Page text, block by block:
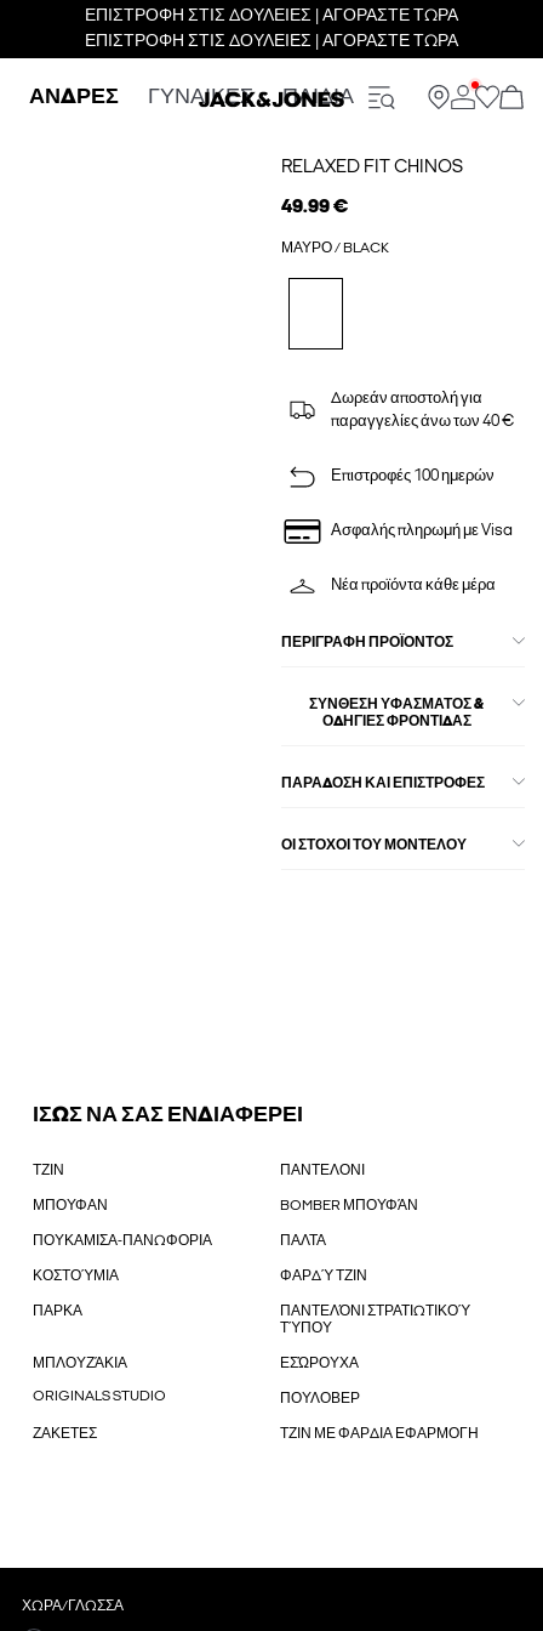
ΕΠΙΣΤΡΟΦΗ ΣΤΙΣ ΔΟΥΛΕΙΕΣ | ΑΓΟΡΑΣΤΕ ΤΩΡΑ
ΕΠΙΣΤΡΟΦΗ ΣΤΙΣ ΔΟΥΛΕΙΕΣ | ΑΓΟΡΑΣΤΕ ΤΩΡΑ
ΑΝΔΡΕΣ ΓΥΝΑΙΚΕΣ ΠΑΙΔΙΑ
RELAXED FIT CHINOS
49.99 €
ΜΑΎΡΟ / BLACK
Δωρεάν αποστολή για
παραγγελίες άνω των 40 €
Επιστροφές 100 ημερών
Ασφαλής πληρωμή με Visa
Νέα προϊόντα κάθε μέρα
ΠΕΡΙΓΡΑΦΉ ΠΡΟΪΌΝΤΟΣ
ΣΎΝΘΕΣΗ ΥΦΆΣΜΑΤΟΣ &
ΟΔΗΓΊΕΣ ΦΡΟΝΤΊΔΑΣ
ΠΑΡΑΔΟΣΗ ΚΑΙ ΕΠΙΣΤΡΟΦΕΣ
ΟΙ ΣΤΌΧΟΙ ΤΟΥ ΜΟΝΤΈΛΟΥ
ΙΣΩΣ ΝΑ ΣΑΣ ΕΝΔΙΑΦΕΡΕΙ
ΤΖΙΝ ΠΑΝΤΕΛΟΝΙ
ΜΠΟΥΦΑΝ BOMBER ΜΠΟΥΦΆΝ
ΠΟΥΚΑΜΙΣΑ-ΠΑΝΩΦΟΡΙΑ ΠΑΛΤΑ
ΚΟΣΤΟΎΜΙΑ ΦΑΡΔΎ ΤΖΙΝ
ΠΑΡΚΑ
ΠΑΝΤΕΛΌΝΙ ΣΤΡΑΤΙΩΤΙΚΟΎ
ΤΎΠΟΥ
ΜΠΛΟΥΖΆΚΙΑ ΕΣΏΡΟΥΧΑ
ORIGINALS STUDIO ΠΟΥΛΟΒΕΡ
ΖΑΚΕΤΕΣ ΤΖΙΝ ΜΕ ΦΑΡΔΙΑ ΕΦΑΡΜΟΓΗ
ΧΏΡΑ/ΓΛΏΣΣΑ